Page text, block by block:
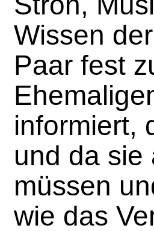
Wissen
Paar fest
informiert,
und da sie
müssen
wie das